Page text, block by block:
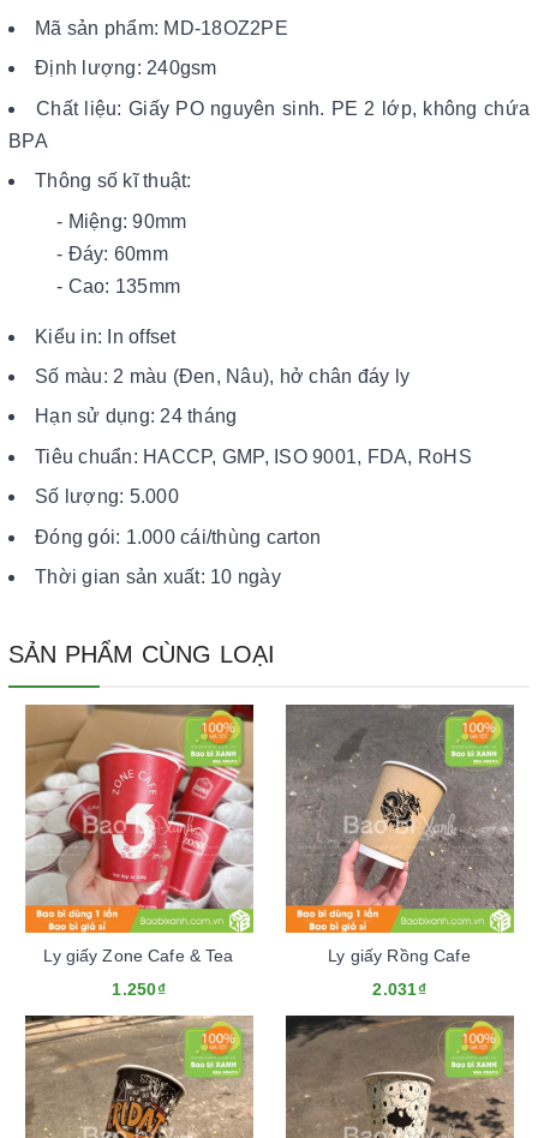
Mã sản phẩm: MD-18OZ2PE
Định lượng: 240gsm
Chất liệu: Giấy PO nguyên sinh. PE 2 lớp, không chứa
BPA
Thông số kĩ thuật:
- Miệng: 90mm
- Đáy: 60mm
- Cao: 135mm
Kiểu in: In offset
Số màu: 2 màu (Đen, Nâu), hở chân đáy ly
Hạn sử dụng: 24 tháng
Tiêu chuẩn: HACCP, GMP, ISO 9001, FDA, RoHS
Số lượng: 5.000
Đóng gói: 1.000 cái/thùng carton
Thời gian sản xuất: 10 ngày
SẢN PHẨM CÙNG LOẠI
Ly giấy Zone Cafe & Tea
1.250₫
Ly giấy Rồng Cafe
2.031₫